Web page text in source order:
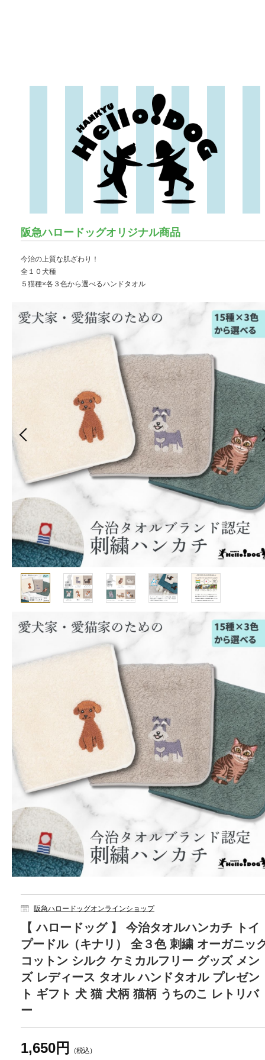
阪急ハロードッグオリジナル商品
今治の上質な肌ざわり！
全１０犬種
５猫種×各３色から選べるハンドタオル
阪急ハロードッグオンラインショップ
【 ハロードッグ 】 今治タオルハンカチ トイ
プードル（キナリ） 全３色 刺繍 オーガニッ
コットン シルク ケミカルフリー グッズ メン
ズ レディース タオル ハンドタオル プレゼン
ト ギフト 犬 猫 犬柄 猫柄 うちのこ レトリバ
ー
1,650円 （税込）